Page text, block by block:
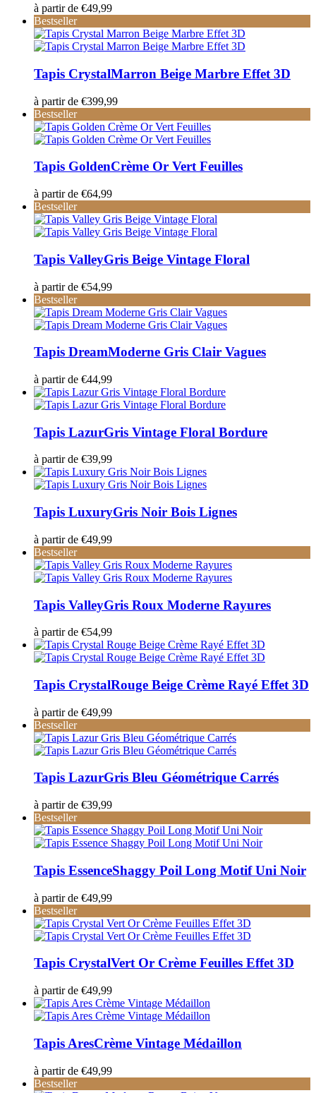
à partir de €49,99
Bestseller
Tapis CrystalMarron Beige Marbre Effet 3D
à partir de €399,99
Bestseller
Tapis GoldenCrème Or Vert Feuilles
à partir de €64,99
Bestseller
Tapis ValleyGris Beige Vintage Floral
à partir de €54,99
Bestseller
Tapis DreamModerne Gris Clair Vagues
à partir de €44,99
Tapis LazurGris Vintage Floral Bordure
à partir de €39,99
Tapis LuxuryGris Noir Bois Lignes
à partir de €49,99
Bestseller
Tapis ValleyGris Roux Moderne Rayures
à partir de €54,99
Tapis CrystalRouge Beige Crème Rayé Effet 3D
à partir de €49,99
Bestseller
Tapis LazurGris Bleu Géométrique Carrés
à partir de €39,99
Bestseller
Tapis EssenceShaggy Poil Long Motif Uni Noir
à partir de €49,99
Bestseller
Tapis CrystalVert Or Crème Feuilles Effet 3D
à partir de €49,99
Tapis AresCrème Vintage Médaillon
à partir de €49,99
Bestseller